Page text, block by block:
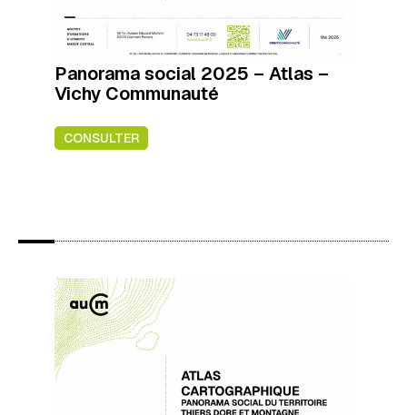
Panorama social 2025 – Atlas –
Vichy Communauté
CONSULTER